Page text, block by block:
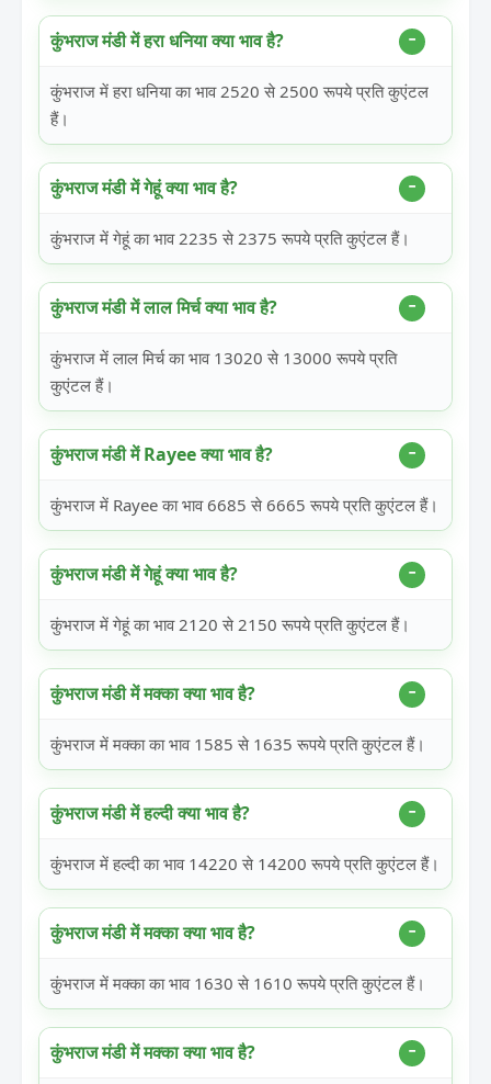
कुंभराज मंडी में हरा धनिया क्या भाव है?
कुंभराज में हरा धनिया का भाव 2520 से 2500 रूपये प्रति कुएंटल
हैं।
कुंभराज मंडी में गेहूं क्या भाव है?
कुंभराज में गेहूं का भाव 2235 से 2375 रूपये प्रति कुएंटल हैं।
कुंभराज मंडी में लाल मिर्च क्या भाव है?
कुंभराज में लाल मिर्च का भाव 13020 से 13000 रूपये प्रति
कुएंटल हैं।
कुंभराज मंडी में Rayee क्या भाव है?
कुंभराज में Rayee का भाव 6685 से 6665 रूपये प्रति कुएंटल हैं।
कुंभराज मंडी में गेहूं क्या भाव है?
कुंभराज में गेहूं का भाव 2120 से 2150 रूपये प्रति कुएंटल हैं।
कुंभराज मंडी में मक्का क्या भाव है?
कुंभराज में मक्का का भाव 1585 से 1635 रूपये प्रति कुएंटल हैं।
कुंभराज मंडी में हल्दी क्या भाव है?
कुंभराज में हल्दी का भाव 14220 से 14200 रूपये प्रति कुएंटल हैं।
कुंभराज मंडी में मक्का क्या भाव है?
कुंभराज में मक्का का भाव 1630 से 1610 रूपये प्रति कुएंटल हैं।
कुंभराज मंडी में मक्का क्या भाव है?